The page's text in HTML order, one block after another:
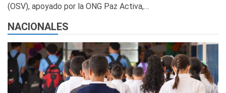
(OSV), apoyado por la ONG Paz Activa,…
NACIONALES